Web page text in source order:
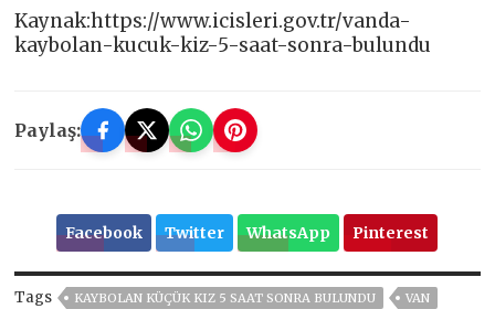
Kaynak:https://www.icisleri.gov.tr/vanda-
kaybolan-kucuk-kiz-5-saat-sonra-bulundu
Paylaş:
Facebook Twitter WhatsApp Pinterest
Tags KAYBOLAN KÜÇÜK KIZ 5 SAAT SONRA BULUNDU
VAN